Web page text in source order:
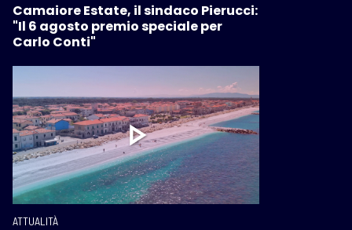
Camaiore Estate, il sindaco Pierucci:
"Il 6 agosto premio speciale per
Carlo Conti"
ATTUALITÀ